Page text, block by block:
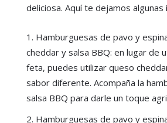
deliciosa. Aquí te dejamos algunas
Hamburguesas de pavo y
cheddar y salsa BBQ: en lugar de
feta, puedes utilizar queso
sabor diferente. Acompaña la
salsa BBQ para darle un toque
Hamburguesas de pavo y